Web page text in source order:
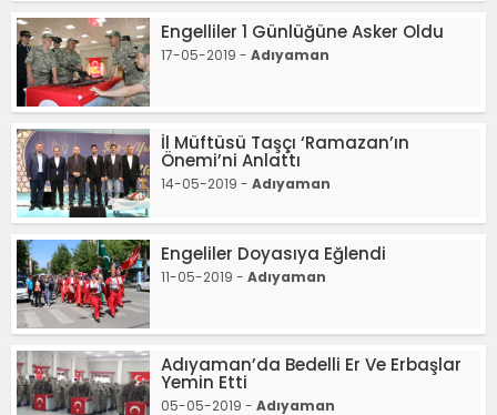
Engelliler 1 Günlüğüne Asker Oldu
17-05-2019 - Adıyaman
İl Müftüsü Taşçı ‘Ramazan’ın
Önemi’ni Anlattı
14-05-2019 - Adıyaman
Engeliler Doyasıya Eğlendi
11-05-2019 - Adıyaman
Adıyaman’da Bedelli Er Ve Erbaşlar
Yemin Etti
05-05-2019 - Adıyaman